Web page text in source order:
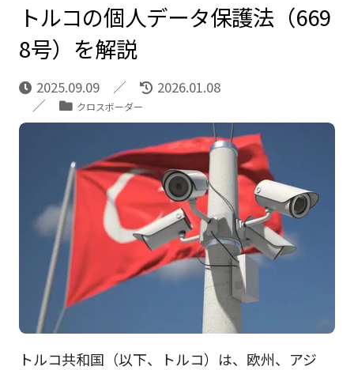
トルコの個人データ保護法（669
8号）を解説
2025.09.09 2026.01.08
クロスボーダー
トルコ共和国（以下、トルコ）は、欧州、アジ